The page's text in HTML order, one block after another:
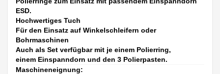
ESD.
Hochwertiges Tuch
Für den Einsatz auf Winkelschleifern oder
Bohrmaschinen
Auch als Set verfügbar mit je einem Polierring,
einem Einspanndorn und den 3 Polierpasten.
Maschineneignung: